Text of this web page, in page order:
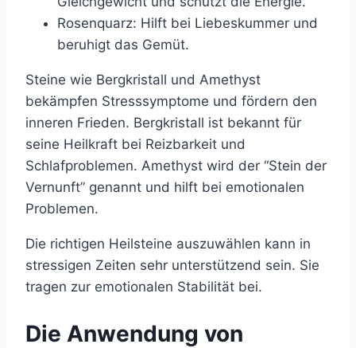
Rosenquarz: Hilft bei Liebeskummer und
beruhigt das Gemüt.
Steine wie Bergkristall und Amethyst
bekämpfen Stresssymptome und fördern den
inneren Frieden. Bergkristall ist bekannt für
seine Heilkraft bei Reizbarkeit und
Schlafproblemen. Amethyst wird der “Stein der
Vernunft” genannt und hilft bei emotionalen
Problemen.
Die richtigen Heilsteine auszuwählen kann in
stressigen Zeiten sehr unterstützend sein. Sie
tragen zur emotionalen Stabilität bei.
Die Anwendung von